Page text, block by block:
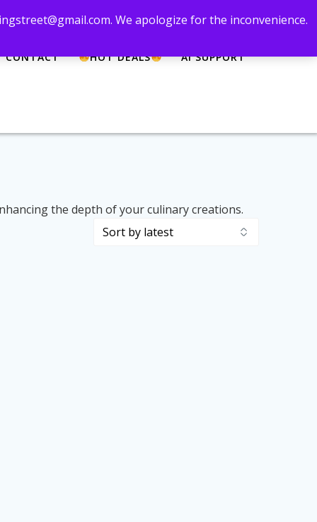
We apologize for the inconvenience.
CONTACT HOT DEALS AI SUPPORT
the depth of your culinary creations.